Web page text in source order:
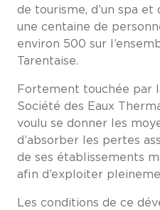
de tourisme, d’un spa et
une centaine de
environ 500 sur
Tarentaise.
Fortement touchée par
Société des Eaux
voulu se donner les
d’absorber les pertes
de ses établissements
afin d’exploiter
Les conditions de ce